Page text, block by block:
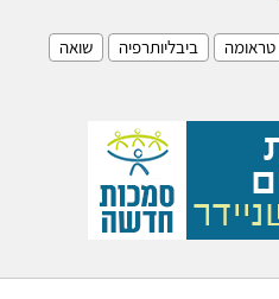
טראומה ביבליותרפיה שואה